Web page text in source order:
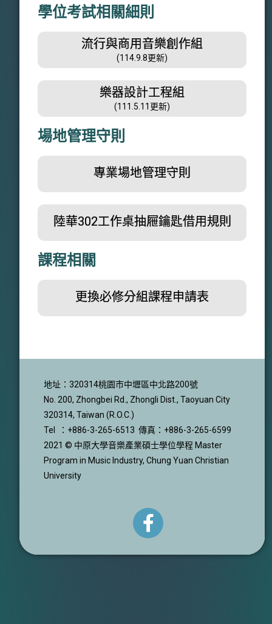
學位考試相關細則
流行與商用音樂創作組
(114.9.8更新)
PDF
樂器設計工程組
(111.5.11更新)
PDF
場地管理守則
專業場地管理守則
PDF
陸華302工作桌抽屜鑰匙借用規則
PDF
課程相關
更換必修分組課程申請表
WORD
地址：320314桃園市中壢區中北路200號
No. 200, Zhongbei Rd., Zhongli Dist., Taoyuan City
320314, Taiwan (R.O.C.)
Tel ：+886-3-265-6513 傳真：+886-3-265-6599
2021 © 中原大學音樂產業碩士學位學程 Master
Program in Music Industry, Chung Yuan Christian
University